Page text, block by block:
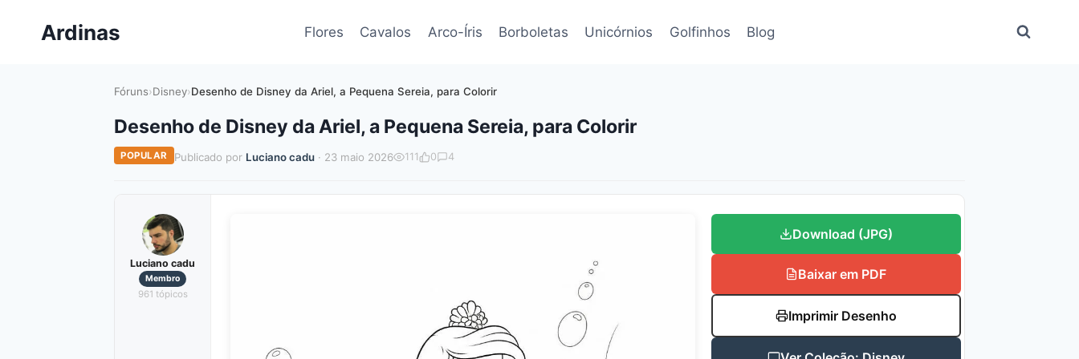
Ardinas Flores Cavalos Arco-Íris Borboletas Unicórnios Golfinhos Blog
Fóruns›Disney›Desenho de Disney da Ariel, a Pequena Sereia, para Colorir
Desenho de Disney da Ariel, a Pequena Sereia, para Colorir
POPULAR Publicado por Luciano cadu· 23 maio 2026 111 0 4
Luciano cadu
Membro
961 tópicos
Download (JPG)
Baixar em PDF
Imprimir Desenho